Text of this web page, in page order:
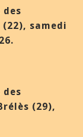
des
samedi
des
(29),